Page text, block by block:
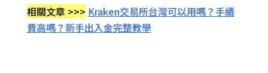
相關文章 >>> Kraken交易所台灣可以用嗎？手續
費高嗎？新手出入金完整教學